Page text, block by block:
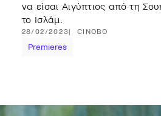
να είσαι Αιγύπτιος από τη
το Ισλάμ.
28/02/2023 CINOBO
Premieres